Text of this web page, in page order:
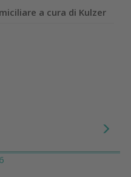
DentalTech